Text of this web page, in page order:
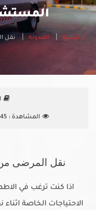
المستشفى:
الرئيسية المدونه نقل
المشاهدة : 45
نقل المرضى
اذا كنت ترغب في
الاحتياجات الخاصة